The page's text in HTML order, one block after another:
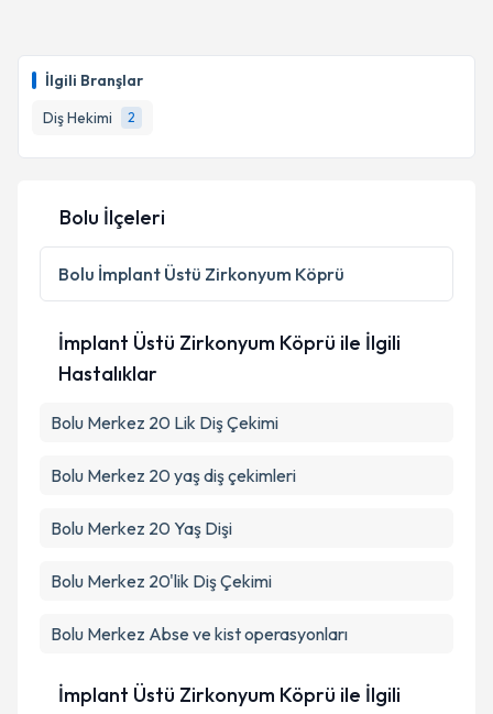
İlgili Branşlar
Diş Hekimi
2
Bolu İlçeleri
Bolu İmplant Üstü Zirkonyum Köprü
İmplant Üstü Zirkonyum Köprü ile İlgili
Hastalıklar
Bolu Merkez 20 Lik Diş Çekimi
Bolu Merkez 20 yaş diş çekimleri
Bolu Merkez 20 Yaş Dişi
Bolu Merkez 20'lik Diş Çekimi
Bolu Merkez Abse ve kist operasyonları
İmplant Üstü Zirkonyum Köprü ile İlgili